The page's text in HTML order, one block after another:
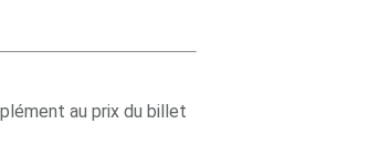
au prix du billet